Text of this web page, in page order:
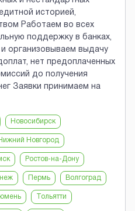
историей,
Работаем во всех
поддержку в банках,
организовываем выдачу
нет предоплаченных
до получения
Заявки принимаем на
Новосибирск
Новгород
Ростов-на-Дону
Пермь Волгоград
Тольятти